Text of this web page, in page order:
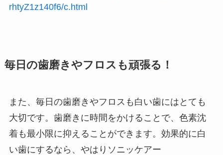
rhtyZ1z140f6/c.html
毎日の歯磨きやフロスも頑張る！
また、毎日の歯磨きやフロスも白い歯にはとても
大切です。歯磨きに時間をかけることで、色素沈
着も最小限に抑えることができます。効果的に白
い歯にするなら、やはりソニッケアー